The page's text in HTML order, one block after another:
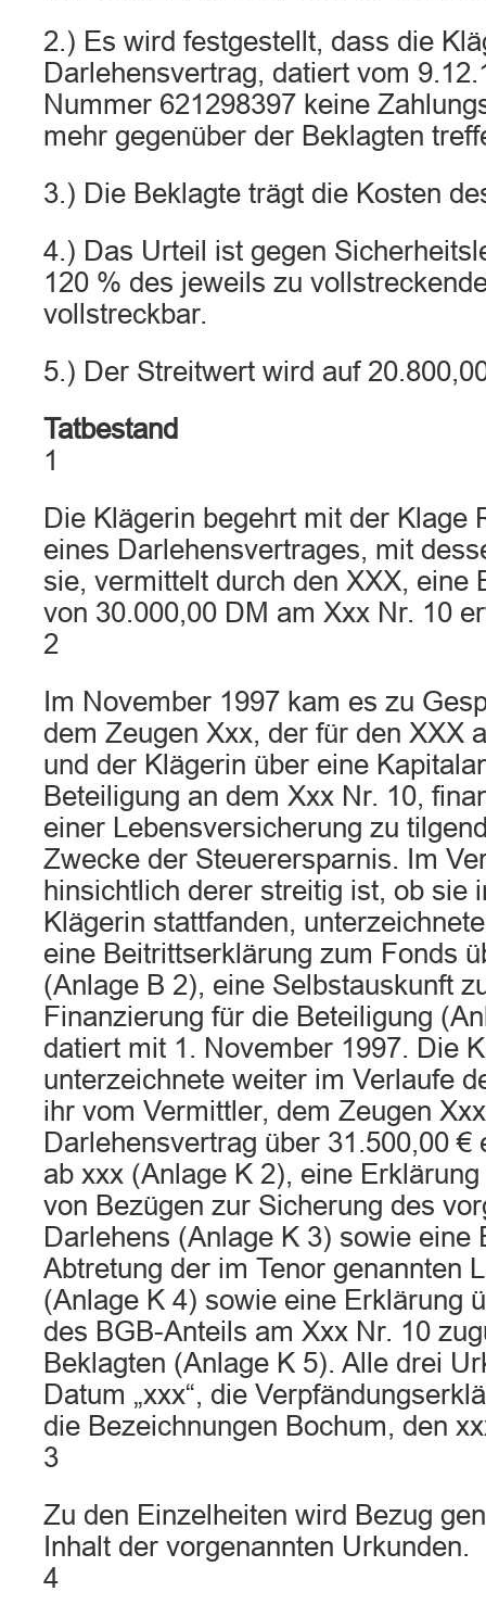
2.) Es wird festgestellt, dass die
Darlehensvertrag, datiert vom
Nummer 621298397 keine
mehr gegenüber der Beklagten
3.) Die Beklagte trägt die Kosten
4.) Das Urteil ist gegen
120 % des jeweils zu
vollstreckbar.
5.) Der Streitwert wird auf
Tatbestand
1
Die Klägerin begehrt mit der Klage
eines Darlehensvertrages, mit
sie, vermittelt durch den XXX, eine
von 30.000,00 DM am Xxx Nr. 10
2
Im November 1997 kam es zu
dem Zeugen Xxx, der für den XXX
und der Klägerin über eine
Beteiligung an dem Xxx Nr. 10,
einer Lebensversicherung zu
Zwecke der Steuerersparnis. Im
hinsichtlich derer streitig ist, ob sie
Klägerin stattfanden,
eine Beitrittserklärung zum Fonds
(Anlage B 2), eine Selbstauskunft
Finanzierung für die Beteiligung
datiert mit 1. November 1997. Die
unterzeichnete weiter im Verlaufe
ihr vom Vermittler, dem Zeugen
Darlehensvertrag über 31.500,00 €
ab xxx (Anlage K 2), eine
von Bezügen zur Sicherung des
Darlehens (Anlage K 3) sowie eine
Abtretung der im Tenor genannten
(Anlage K 4) sowie eine Erklärung
des BGB-Anteils am Xxx Nr. 10
Beklagten (Anlage K 5). Alle drei
Datum „xxx“, die
die Bezeichnungen Bochum, den
3
Zu den Einzelheiten wird Bezug
Inhalt der vorgenannten Urkunden.
4